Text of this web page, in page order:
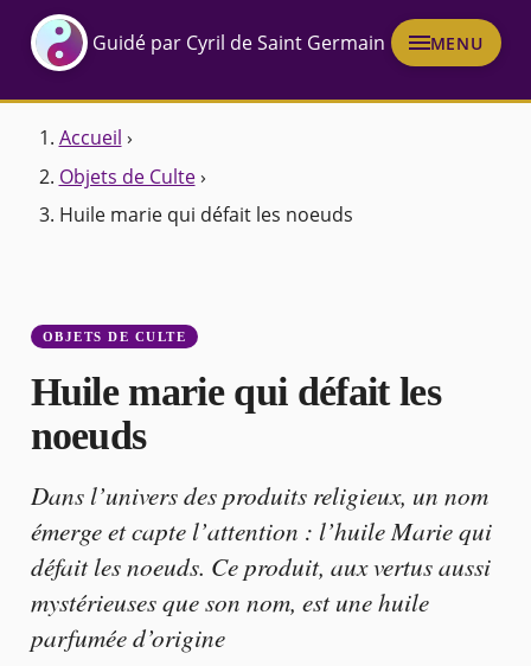
Guidé par Cyril de Saint Germain MENU
Accueil ›
Objets de Culte ›
Huile marie qui défait les noeuds
OBJETS DE CULTE
Huile marie qui défait les
noeuds
Dans l’univers des produits religieux, un nom
émerge et capte l’attention : l’huile Marie qui
défait les noeuds. Ce produit, aux vertus aussi
mystérieuses que son nom, est une huile
parfumée d’origine